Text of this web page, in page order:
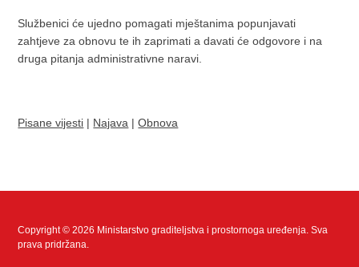
Službenici će ujedno pomagati mještanima popunjavati
zahtjeve za obnovu te ih zaprimati a davati će odgovore i na
druga pitanja administrativne naravi.
Pisane vijesti | Najava |Obnova
Copyright © 2026 Ministarstvo graditeljstva i prostornoga uređenja. Sva
prava pridržana.